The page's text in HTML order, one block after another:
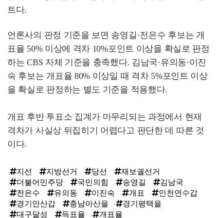
트다.
언론사의 판정 기준을 보면 송영길·전은수 후보는 개
표율 50% 이상에 격차 10%포인트 이상을 확실로 판정
하는 CBS 자체 기준을 충족했다. 김남국·유의동·이진
숙 후보는 개표율 80% 이상일 때 격차 5%포인트 이상
을 확실로 판정하는 별도 기준을 적용했다.
개표 후반 투표소 집계가 마무리되는 과정에서 현재
격차가 사실상 뒤집히기 어렵다고 판단한 데 따른 것
이다.
지선 지방선거 당선
재보궐선거
더불어민주당
국민의힘 송영길
김남국
전은수
유의동 이진숙 개표
인천연수갑
경기안산갑
충남아산을
경기평택을
대구달성
득표율 개표율